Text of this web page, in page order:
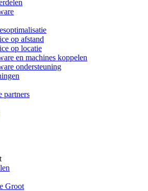
op afstand
op locatie
en machines koppelen
ondersteuning
partners
Groot